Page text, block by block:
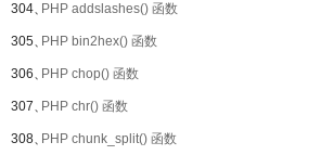
304、PHP addslashes() 函数
305、PHP bin2hex() 函数
306、PHP chop() 函数
307、PHP chr() 函数
308、PHP chunk_split() 函数